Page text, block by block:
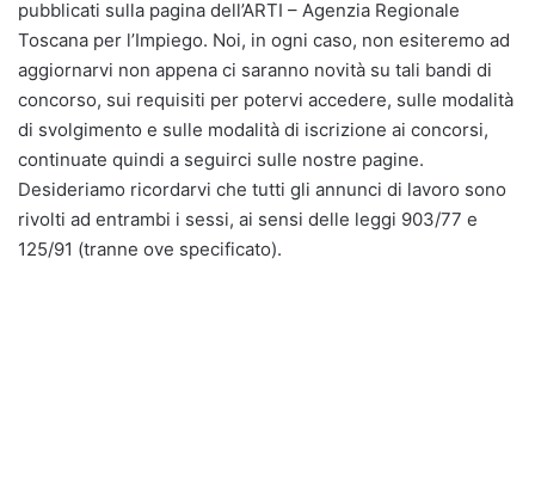
pubblicati sulla pagina dell’ARTI – Agenzia Regionale
Toscana per l’Impiego. Noi, in ogni caso, non esiteremo ad
aggiornarvi non appena ci saranno novità su tali bandi di
concorso, sui requisiti per potervi accedere, sulle modalità
di svolgimento e sulle modalità di iscrizione ai concorsi,
continuate quindi a seguirci sulle nostre pagine.
Desideriamo ricordarvi che tutti gli annunci di lavoro sono
rivolti ad entrambi i sessi, ai sensi delle leggi 903/77 e
125/91 (tranne ove specificato).